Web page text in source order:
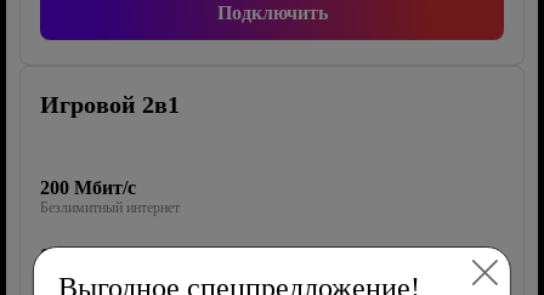
Подключить
Игровой 2в1
200 Мбит/с
Безлимитный интернет
0 каналов
ТВ Wink
Выгодное спецпредложение!